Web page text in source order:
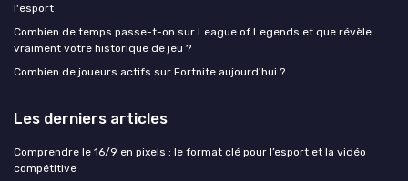
l'esport
Combien de temps passe-t-on sur League of Legends et que révèle
vraiment votre historique de jeu ?
Combien de joueurs actifs sur Fortnite aujourd'hui ?
Les derniers articles
Comprendre le 16/9 en pixels : le format clé pour l’esport et la vidéo
compétitive